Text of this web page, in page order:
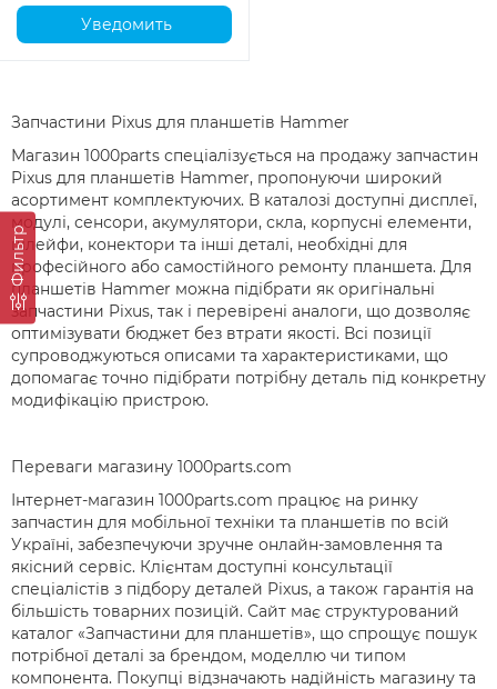
Фильтр
Уведомить
Запчастини Pixus для планшетів Hammer
Магазин 1000parts спеціалізується на продажу запчастин
Pixus для планшетів Hammer, пропонуючи широкий
асортимент комплектуючих. В каталозі доступні дисплеї,
модулі, сенсори, акумулятори, скла, корпусні елементи,
шлейфи, конектори та інші деталі, необхідні для
професійного або самостійного ремонту планшета. Для
планшетів Hammer можна підібрати як оригінальні
запчастини Pixus, так і перевірені аналоги, що дозволяє
оптимізувати бюджет без втрати якості. Всі позиції
супроводжуються описами та характеристиками, що
допомагає точно підібрати потрібну деталь під конкретну
модифікацію пристрою.
Переваги магазину 1000parts.com
Інтернет-магазин 1000parts.com працює на ринку
запчастин для мобільної техніки та планшетів по всій
Україні, забезпечуючи зручне онлайн-замовлення та
якісний сервіс. Клієнтам доступні консультації
спеціалістів з підбору деталей Pixus, а також гарантія на
більшість товарних позицій. Сайт має структурований
каталог «Запчастини для планшетів», що спрощує пошук
потрібної деталі за брендом, моделлю чи типом
компонента. Покупці відзначають надійність магазину та